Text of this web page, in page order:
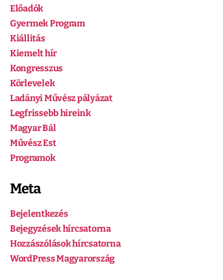
Előadók
Gyermek Program
Kiállitás
Kiemelt hír
Kongresszus
Körlevelek
Ladányi Művész pályázat
Legfrissebb hireink
Magyar Bál
Művész Est
Programok
Meta
Bejelentkezés
Bejegyzések hírcsatorna
Hozzászólások hírcsatorna
WordPress Magyarország